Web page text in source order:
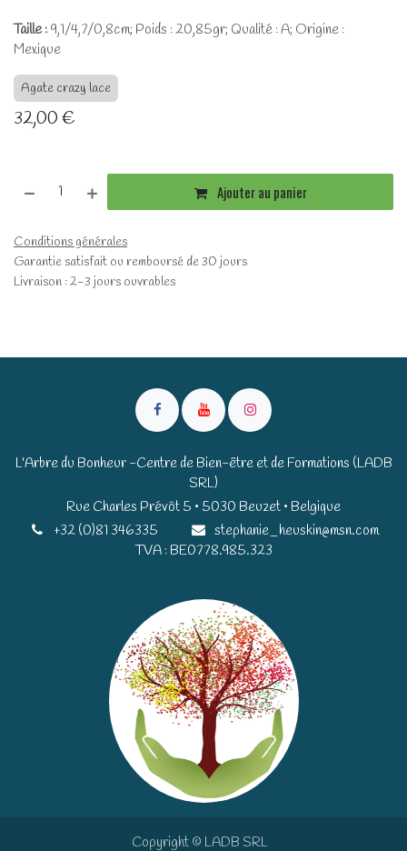
Taille : 9,1/4,7/0,8cm; Poids : 20,85gr; Qualité : A; Origine :
Mexique
Agate crazy lace
32,00€
Ajouter au panier
Conditions générales
Garantie satisfait ou remboursé de 30 jours
Livraison : 2-3 jours ouvrables
L'Arbre du Bonheur -Centre de Bien-être et de Formations (LADB
SRL)
Rue Charles Prévôt 5 • 5030 Beuzet • Belgique​​
+32 (0)81 346335
stephanie_heuskin@msn.com
TVA : BE0778.985.323
Copyright © LADB SRL